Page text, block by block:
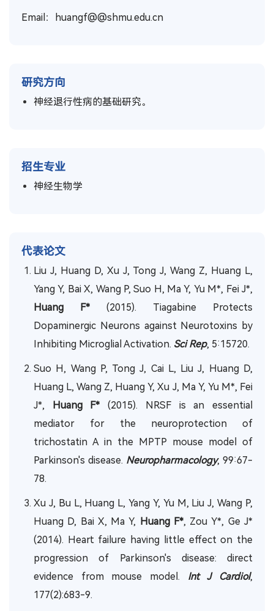
Email：huangf@@shmu.edu.cn
研究方向
神经退行性病的基础研究。
招生专业
神经生物学
代表论文
Liu J, Huang D, Xu J, Tong J, Wang Z, Huang L,
Yang Y, Bai X, Wang P, Suo H, Ma Y, Yu M*, Fei J*,
Huang F* (2015). Tiagabine Protects
Dopaminergic Neurons against Neurotoxins by
Inhibiting Microglial Activation. Sci Rep, 5:15720.
Suo H, Wang P, Tong J, Cai L, Liu J, Huang D,
Huang L, Wang Z, Huang Y, Xu J, Ma Y, Yu M*, Fei
J*,
Huang F* (2015). NRSF is an essential
mediator for the neuroprotection of
trichostatin A in the MPTP mouse model of
Parkinson's disease. Neuropharmacology, 99:67-
78.
Xu J, Bu L, Huang L, Yang Y, Yu M, Liu J, Wang P,
Huang D, Bai X, Ma Y, Huang F*, Zou Y*, Ge J*
(2014). Heart failure having little effect on the
progression of Parkinson's disease: direct
evidence from mouse model. Int J Cardiol,
177(2):683-9.